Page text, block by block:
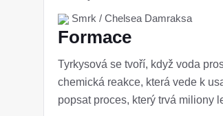
Smrk / Chelsea Damraksa
Formace
Tyrkysová se tvoří, když voda
chemická reakce, která vede k
popsat proces, který trvá miliony